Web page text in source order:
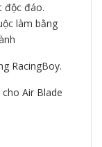
độc đáo.
làm bằng
RacingBoy.
Air Blade